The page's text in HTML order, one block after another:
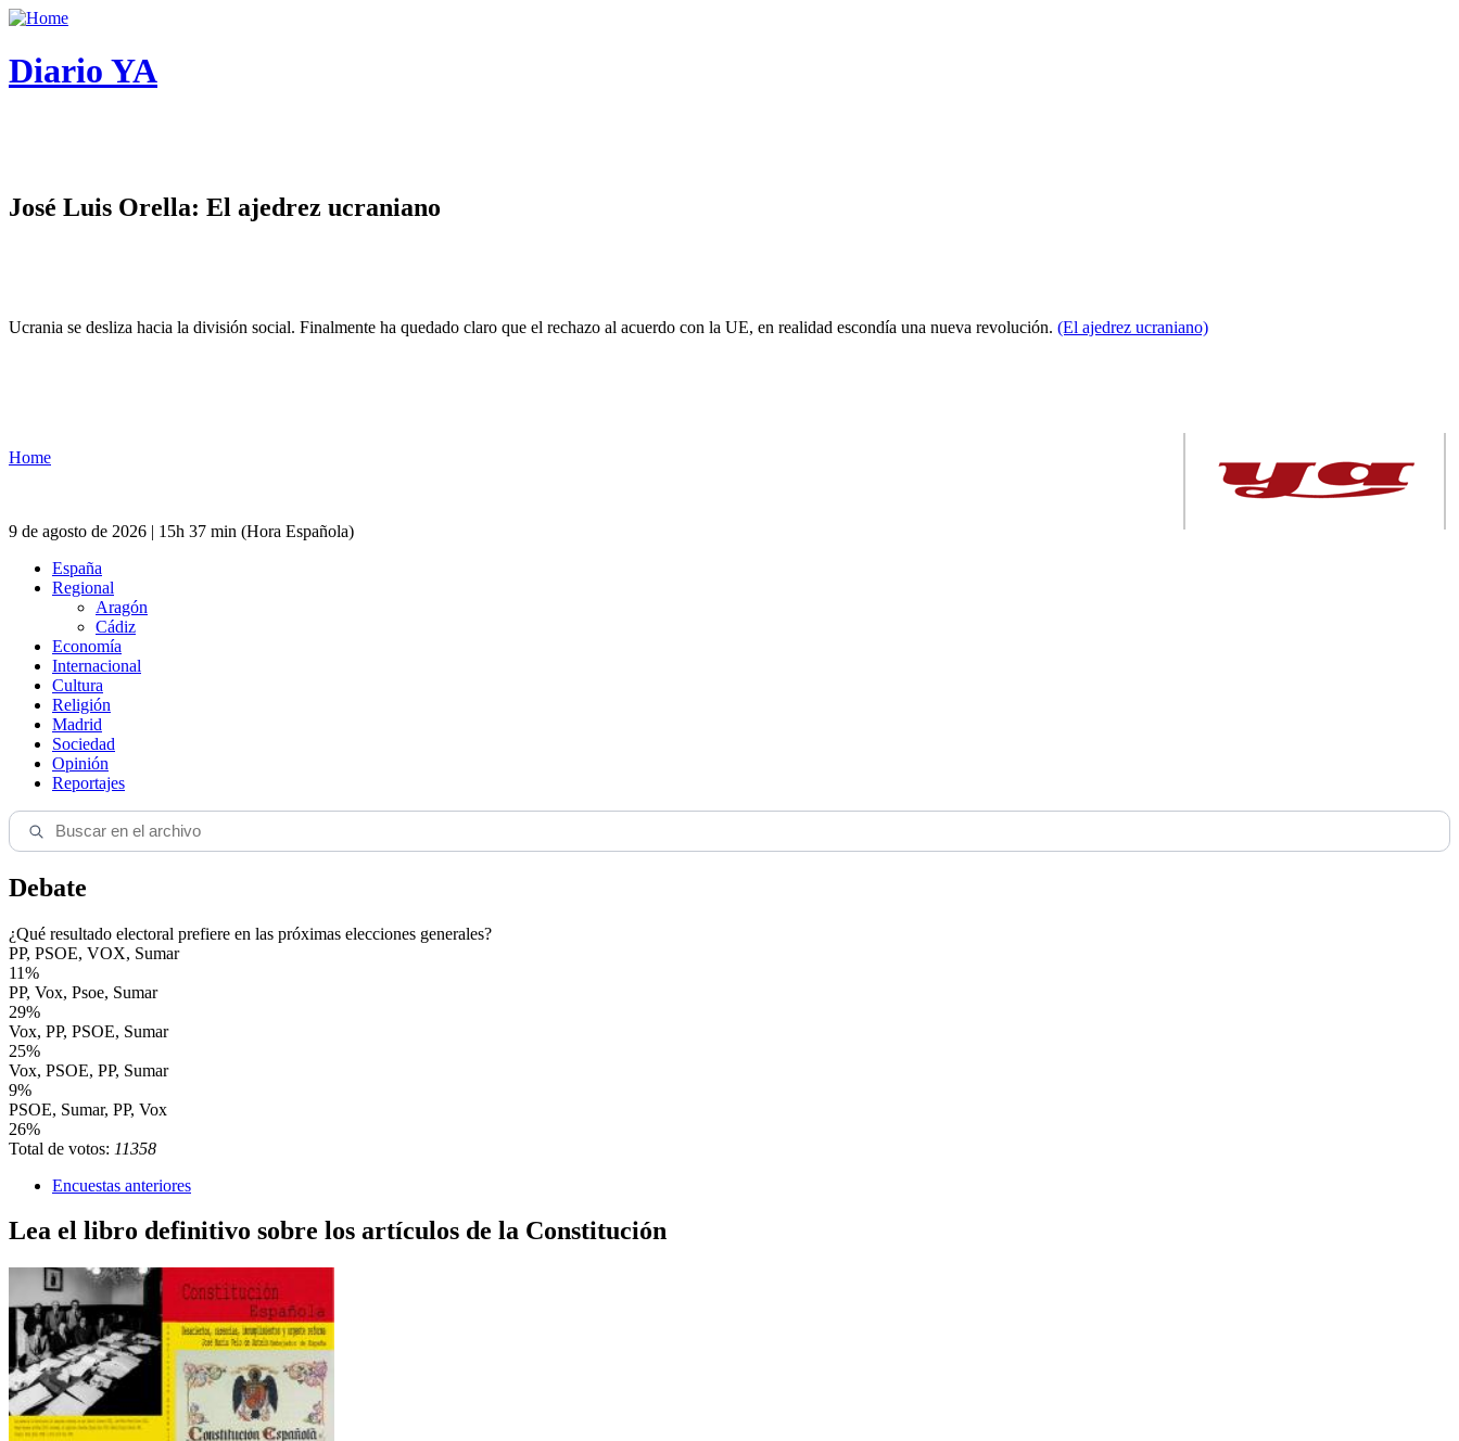
Diario YA
José Luis Orella: El ajedrez ucraniano
Ucrania se desliza hacia la división social. Finalmente ha quedado claro que el rechazo al acuerdo con la UE, en realidad escondía una nueva revolución. (El ajedrez ucraniano)
Home
9 de agosto de 2026 | 15h 37 min (Hora Española)
España
Regional
Aragón
Cádiz
Economía
Internacional
Cultura
Religión
Madrid
Sociedad
Opinión
Reportajes
Debate
¿Qué resultado electoral prefiere en las próximas elecciones generales?
PP, PSOE, VOX, Sumar
11%
PP, Vox, Psoe, Sumar
29%
Vox, PP, PSOE, Sumar
25%
Vox, PSOE, PP, Sumar
9%
PSOE, Sumar, PP, Vox
26%
Total de votos: 11358
Encuestas anteriores
Lea el libro definitivo sobre los artículos de la Constitución